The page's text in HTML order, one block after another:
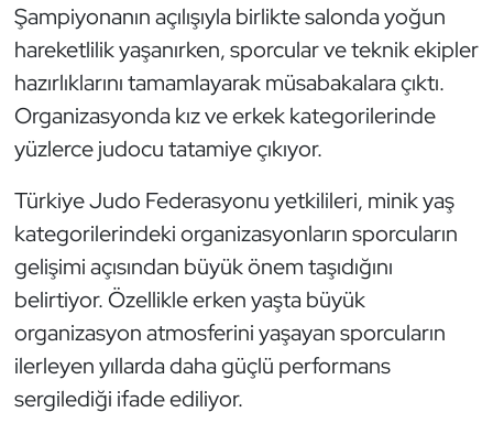
Şampiyonanın açılışıyla birlikte salonda yoğun
hareketlilik yaşanırken, sporcular ve teknik ekipler
hazırlıklarını tamamlayarak müsabakalara çıktı.
Organizasyonda kız ve erkek kategorilerinde
yüzlerce judocu tatamiye çıkıyor.
Türkiye Judo Federasyonu yetkilileri, minik yaş
kategorilerindeki organizasyonların sporcuların
gelişimi açısından büyük önem taşıdığını
belirtiyor. Özellikle erken yaşta büyük
organizasyon atmosferini yaşayan sporcuların
ilerleyen yıllarda daha güçlü performans
sergilediği ifade ediliyor.
Kano ve Rafting
Karate
Kayak
Kempo
Kick Boks
Kürek
Masa Tenisi